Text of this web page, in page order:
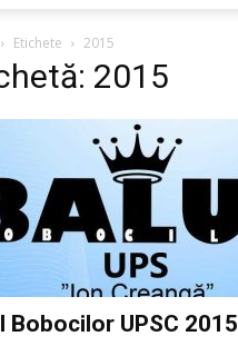
Etichete 2015
2015
Bobocilor UPSC 2015